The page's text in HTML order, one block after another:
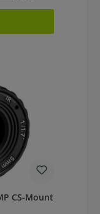
CS-Mount